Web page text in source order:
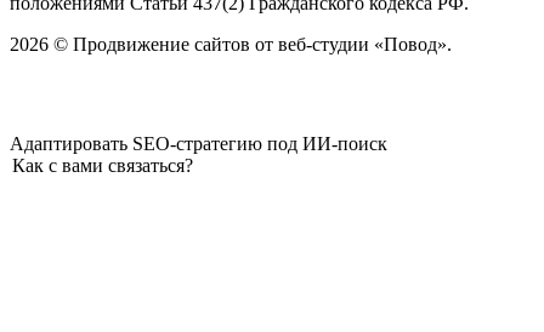
2026 © Продвижение сайтов от веб-студии «Повод».
Адаптировать SEO-стратегию под ИИ-поиск
Как с вами связаться?